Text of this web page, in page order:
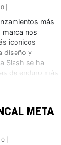
0 |
más
marca nos
iconicos
diseño y
Slash se ha
de enduro más
META
0 |